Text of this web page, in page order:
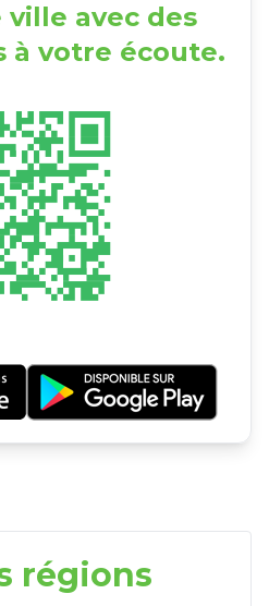
avec des
à votre écoute.
régions